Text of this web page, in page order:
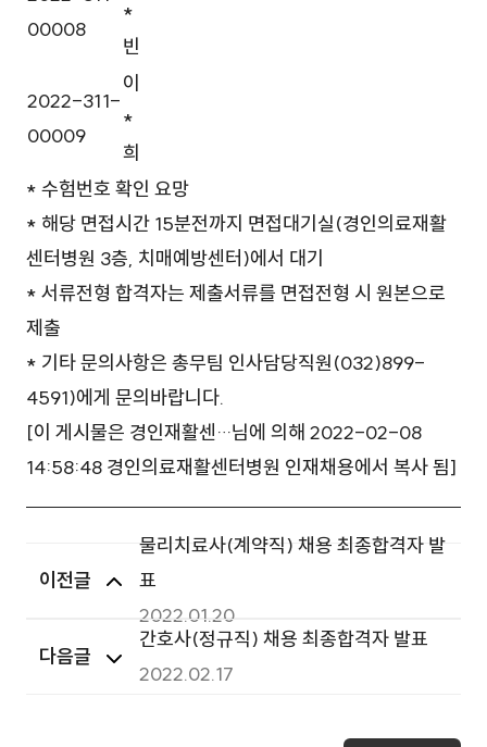
00008
*
빈
2022-311-
00009
이
*
희
* 수험번호 확인 요망
* 해당 면접시간 15분전까지 면접대기실(경인의료재활
센터병원 3층, 치매예방센터)에서 대기
* 서류전형 합격자는 제출서류를 면접전형 시 원본으로
제출
* 기타 문의사항은 총무팀 인사담당직원(032)899-
4591)에게 문의바랍니다.
[이 게시물은 경인재활센…님에 의해 2022-02-08
14:58:48 경인의료재활센터병원 인재채용에서 복사 됨]
이전글
물리치료사(계약직) 채용 최종합격자 발
표
2022.01.20
다음글
간호사(정규직) 채용 최종합격자 발표
2022.02.17